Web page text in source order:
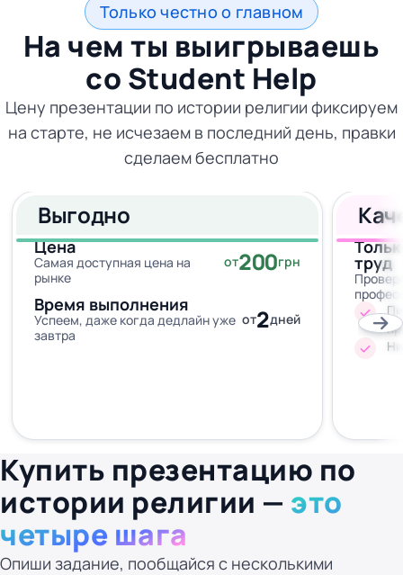
Только честно о главном
На чем ты выигрываешь
со Student Help
Цену презентации по истории религии фиксируем
на старте, не исчезаем в последний день, правки
сделаем бесплатно
Выгодно
Цена
Самая доступная цена на
рынке
от200грн
Время выполнения
Успеем, даже когда дедлайн уже
завтра
от2дней
труд
Купить презентацию по
истории религии — это
четыре шага
Опиши задание, пообщайся с несколькими